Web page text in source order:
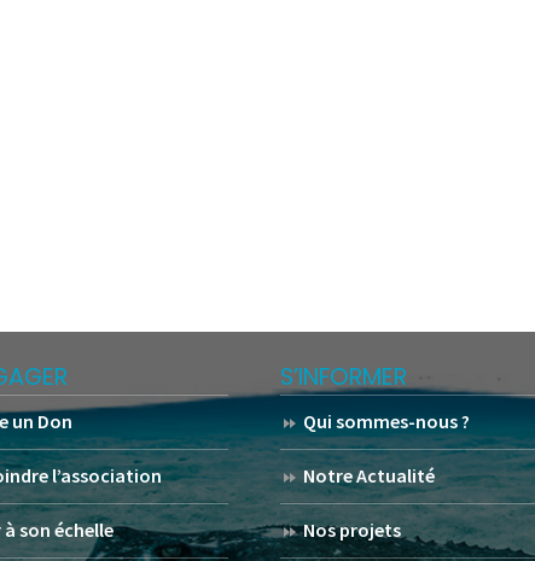
un Don
l’association
à son échelle
S’INFORMER
Qui sommes-nous ?
Notre Actualité
Nos projets